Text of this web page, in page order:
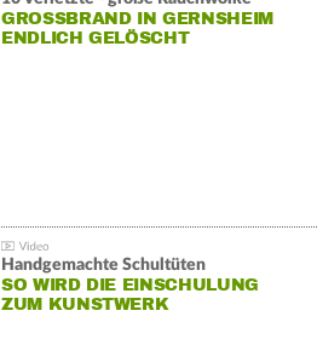
GROSSBRAND IN GERNSHEIM E
NDLICH GELÖSCHT
Handgemachte Schultüten
SO WIRD DIE EINSCHULUNG
ZUM KUNSTWERK